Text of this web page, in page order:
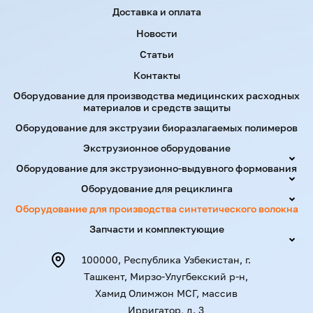
Оборудование для производства медицинских расходных
материалов и средств защиты
Оборудование для экструзии биоразлагаемых полимеров
Экструзионное оборудование
Оборудование для экструзионно-выдувного формования
Оборудование для рециклинга
Оборудование для производства синтетического волокна
Запчасти и комплектующие
Доставка и оплата
Новости
Статьи
Контакты
100000, Республика Узбекистан, г.
Ташкент, Мирзо-Улугбекский р-н,
Хамид Олимжон МСГ, массив
Ирригатор, д. 3